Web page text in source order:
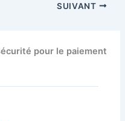
SUIVANT
pour le paiement